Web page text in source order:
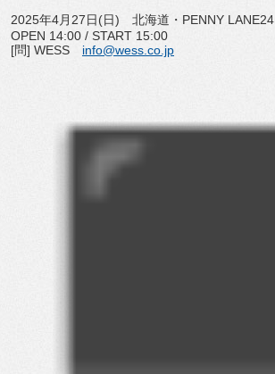
2025年4月27日(日) 北海道・PENNY LANE24
OPEN 14:00 / START 15:00
[問] WESS info@wess.co.jp